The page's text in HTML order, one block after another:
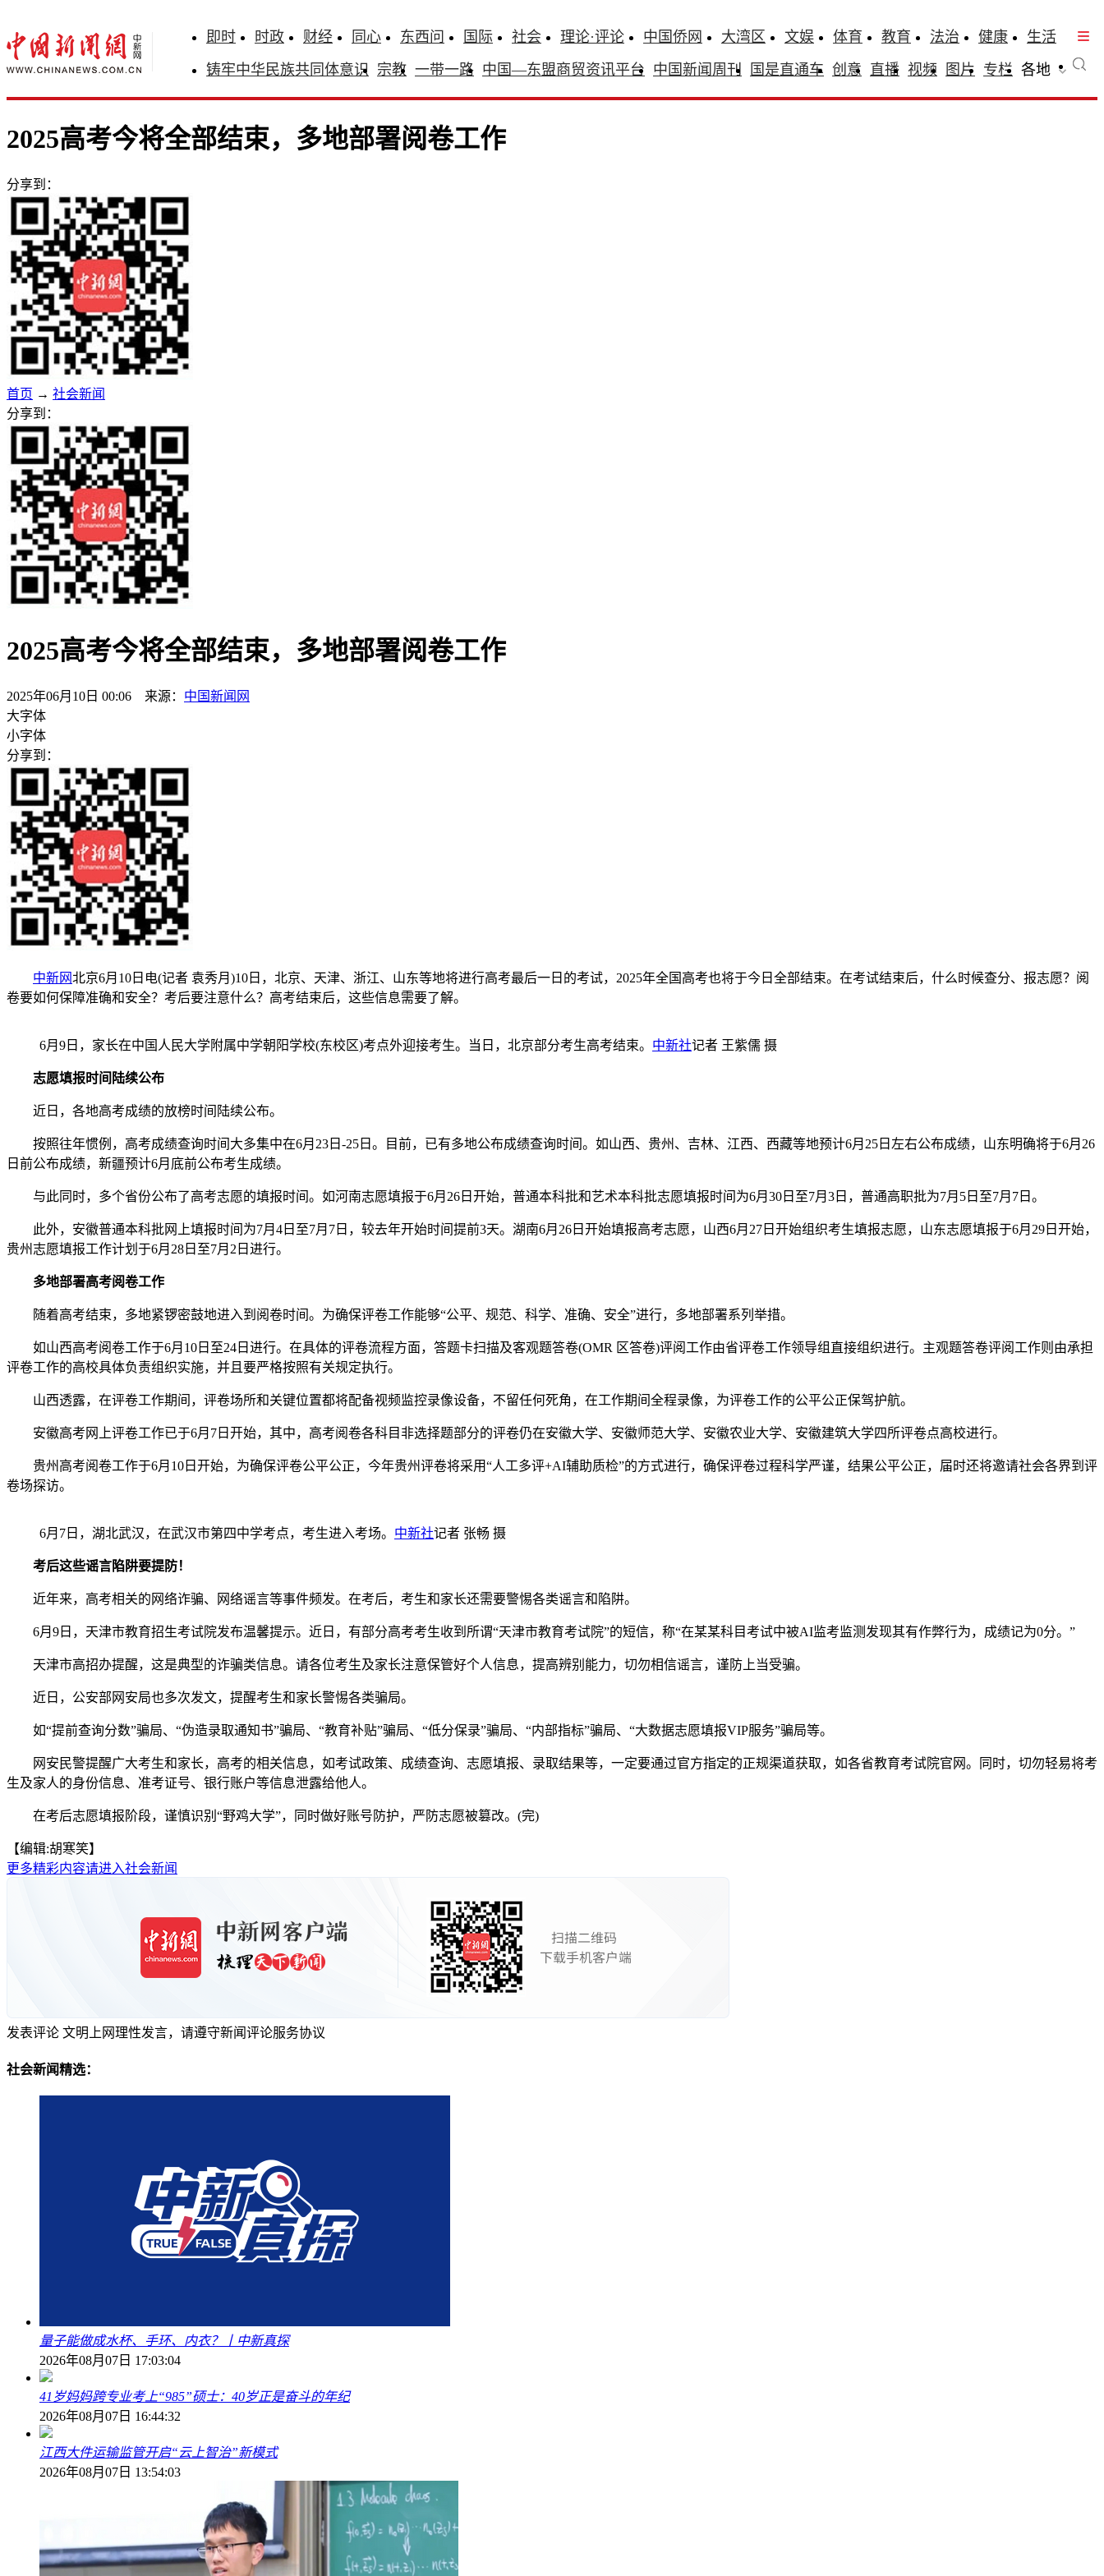
即时 时政 财经 同心 东西问 国际 社会 理论·评论 中国侨网 大湾区 文娱 体育 教育 法治 健康
生活
铸牢中华民族共同体意识 宗教 一带一路 中国—东盟商贸资讯平台 中国新闻周刊 国是直通车 创意 直播 视频 图片 专栏 各地
2025高考今将全部结束，多地部署阅卷工作
分享到：
首页 → 社会新闻
分享到：
2025高考今将全部结束，多地部署阅卷工作
2025年06月10日 00:06 来源： 中国新闻网
大字体
小字体
分享到：
中新网北京6月10日电(记者 袁秀月)10日，北京、天津、浙江、山东等地将进行高考最后一日的考试，2025年全国高考也将于今日全部结束。在考试结束后，什么时候查分、报志愿？阅
卷要如何保障准确和安全？考后要注意什么？高考结束后，这些信息需要了解。
6月9日，家长在中国人民大学附属中学朝阳学校(东校区)考点外迎接考生。当日，北京部分考生高考结束。 中新社记者 王紫儒 摄
志愿填报时间陆续公布
近日，各地高考成绩的放榜时间陆续公布。
按照往年惯例，高考成绩查询时间大多集中在6月23日-25日。目前，已有多地公布成绩查询时间。如山西、贵州、吉林、江西、西藏等地预计6月25日左右公布成绩，山东明确将于6月26
日前公布成绩，新疆预计6月底前公布考生成绩。
与此同时，多个省份公布了高考志愿的填报时间。如河南志愿填报于6月26日开始，普通本科批和艺术本科批志愿填报时间为6月30日至7月3日，普通高职批为7月5日至7月7日。
此外，安徽普通本科批网上填报时间为7月4日至7月7日，较去年开始时间提前3天。湖南6月26日开始填报高考志愿，山西6月27日开始组织考生填报志愿，山东志愿填报于6月29日开始，
贵州志愿填报工作计划于6月28日至7月2日进行。
多地部署高考阅卷工作
随着高考结束，多地紧锣密鼓地进入到阅卷时间。为确保评卷工作能够“公平、规范、科学、准确、安全”进行，多地部署系列举措。
如山西高考阅卷工作于6月10日至24日进行。在具体的评卷流程方面，答题卡扫描及客观题答卷(OMR 区答卷)评阅工作由省评卷工作领导组直接组织进行。主观题答卷评阅工作则由承担
评卷工作的高校具体负责组织实施，并且要严格按照有关规定执行。
山西透露，在评卷工作期间，评卷场所和关键位置都将配备视频监控录像设备，不留任何死角，在工作期间全程录像，为评卷工作的公平公正保驾护航。
安徽高考网上评卷工作已于6月7日开始，其中，高考阅卷各科目非选择题部分的评卷仍在安徽大学、安徽师范大学、安徽农业大学、安徽建筑大学四所评卷点高校进行。
贵州高考阅卷工作于6月10日开始，为确保评卷公平公正，今年贵州评卷将采用“人工多评+AI辅助质检”的方式进行，确保评卷过程科学严谨，结果公平公正，届时还将邀请社会各界到评
卷场探访。
6月7日，湖北武汉，在武汉市第四中学考点，考生进入考场。 中新社记者 张畅 摄
考后这些谣言陷阱要提防！
近年来，高考相关的网络诈骗、网络谣言等事件频发。在考后，考生和家长还需要警惕各类谣言和陷阱。
6月9日，天津市教育招生考试院发布温馨提示。近日，有部分高考考生收到所谓“天津市教育考试院”的短信，称“在某某科目考试中被AI监考监测发现其有作弊行为，成绩记为0分。”
天津市高招办提醒，这是典型的诈骗类信息。请各位考生及家长注意保管好个人信息，提高辨别能力，切勿相信谣言，谨防上当受骗。
近日，公安部网安局也多次发文，提醒考生和家长警惕各类骗局。
如“提前查询分数”骗局、“伪造录取通知书”骗局、“教育补贴”骗局、“低分保录”骗局、“内部指标”骗局、“大数据志愿填报VIP服务”骗局等。
网安民警提醒广大考生和家长，高考的相关信息，如考试政策、成绩查询、志愿填报、录取结果等，一定要通过官方指定的正规渠道获取，如各省教育考试院官网。同时，切勿轻易将考
生及家人的身份信息、准考证号、银行账户等信息泄露给他人。
在考后志愿填报阶段，谨慎识别“野鸡大学”，同时做好账号防护，严防志愿被篡改。(完)
【编辑:胡寒笑】
更多精彩内容请进入社会新闻
发表评论 文明上网理性发言，请遵守新闻评论服务协议
社会新闻精选：
量子能做成水杯、手环、内衣？丨中新真探
2026年08月07日 17:03:04
41岁妈妈跨专业考上“985”硕士：40岁正是奋斗的年纪
2026年08月07日 16:44:32
江西大件运输监管开启“云上智治”新模式
2026年08月07日 13:54:03